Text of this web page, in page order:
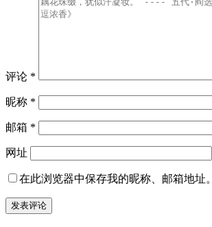
评论 *
昵称 *
邮箱 *
网址
在此浏览器中保存我的昵称、邮箱地址。